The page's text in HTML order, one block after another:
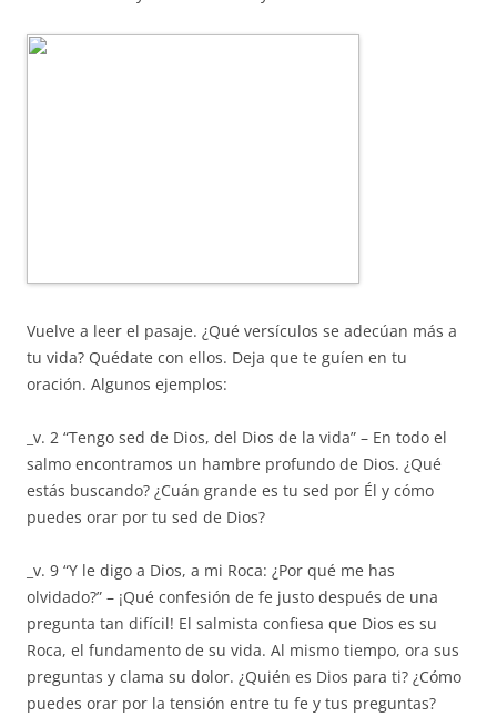
Vuelve a leer el pasaje. ¿Qué versículos se adecúan más a
tu vida? Quédate con ellos. Deja que te guíen en tu
oración. Algunos ejemplos:
_v. 2 “Tengo sed de Dios, del Dios de la vida” – En todo el
salmo encontramos un hambre profundo de Dios. ¿Qué
estás buscando? ¿Cuán grande es tu sed por Él y cómo
puedes orar por tu sed de Dios?
_v. 9 “Y le digo a Dios, a mi Roca: ¿Por qué me has
olvidado?” – ¡Qué confesión de fe justo después de una
pregunta tan difícil! El salmista confiesa que Dios es su
Roca, el fundamento de su vida. Al mismo tiempo, ora sus
preguntas y clama su dolor. ¿Quién es Dios para ti? ¿Cómo
puedes orar por la tensión entre tu fe y tus preguntas?